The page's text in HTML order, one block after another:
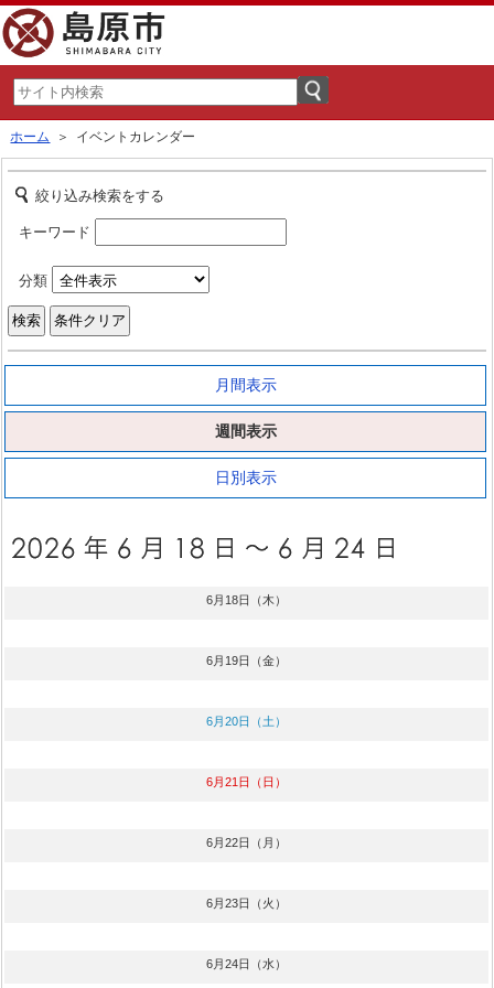
ホーム ＞ イベントカレンダー
絞り込み検索をする
キーワード
分類
月間表示
週間表示
日別表示
6月18日（木）
6月19日（金）
6月20日（土）
6月21日（日）
6月22日（月）
6月23日（火）
6月24日（水）